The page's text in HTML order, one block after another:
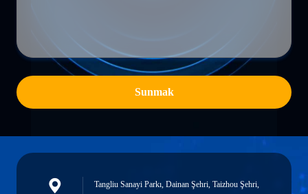
Sunmak
Tangliu Sanayi Parkı, Dainan Şehri, Taizhou Şehri,